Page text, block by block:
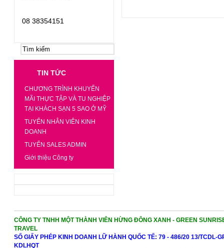
08 38354151
TIN TỨC
CHƯƠNG TRÌNH KHUYẾN
MÃI THỰC TẬP VÀ TU NGHIỆP
TẠI KHÁCH SẠN 5 SAO Ở MỸ
TUYỂN NHÂN VIÊN KINH
DOANH
TUYỂN SALES ADMIN
Giới thiệu Công ty
CÔNG TY TNHH MỘT THÀNH VIÊN HỪNG ĐÔNG XANH - GREEN
TRAVEL
SỐ GIẤY PHÉP KINH DOANH LỮ HÀNH QUỐC TẾ: 79 - 486/20 13/TCDL-
KDLHQT